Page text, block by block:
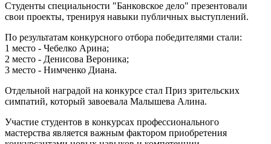
Студенты специальности "Банковское дело" презентовали
свои проекты, тренируя навыки публичных выступлений.
По результатам конкурсного отбора победителями стали:
1 место - Чебелко Арина;
2 место - Денисова Вероника;
3 место - Нимченко Диана.
Отдельной наградой на конкурсе стал Приз зрительских
симпатий, который завоевала Малышева Алина.
Участие студентов в конкурсах профессионального
мастерства является важным фактором приобретения